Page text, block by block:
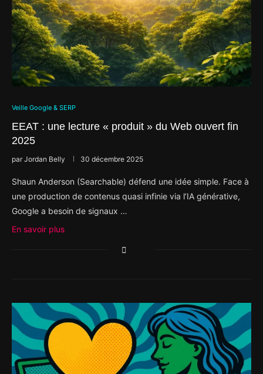
Veille Google & SERP
EEAT : une lecture « produit » du Web ouvert fin
2025
parJordan Belly 30 décembre 2025
Shaun Anderson (Searchable) défend une idée simple. Face à
une production de contenus quasi infinie via l’IA générative,
Google a besoin de signaux …
En savoir plus